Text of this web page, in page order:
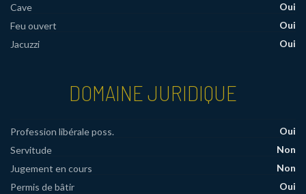
Cave
Oui
Feu ouvert
Oui
Jacuzzi
Oui
DOMAINE JURIDIQUE
Profession libérale poss.
Oui
Servitude
Non
Jugement en cours
Non
Permis de bâtir
Oui